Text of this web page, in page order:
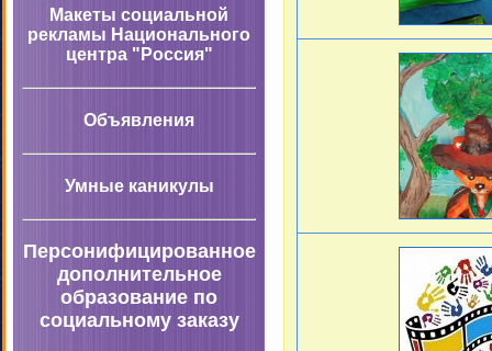
Макеты социальной
рекламы Национального
центра "Россия"
Объявления
Умные каникулы
Персонифицированное
дополнительное
образование по
социальному заказу